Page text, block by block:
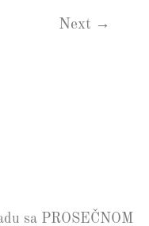
Next →
sa PROSEČNOM